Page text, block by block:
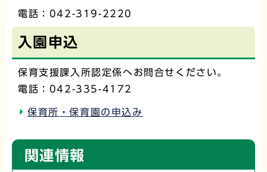
電話：042-319-2220
入園申込
保育支援課入所認定係へお問合せください。
電話：042-335-4172
保育所・保育園の申込み
関連情報